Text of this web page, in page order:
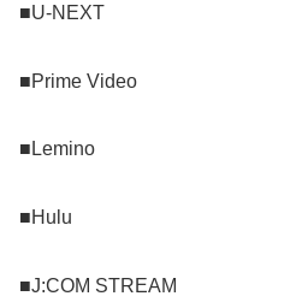
■U-NEXT
■Prime Video
■Lemino
■Hulu
■J:COM STREAM